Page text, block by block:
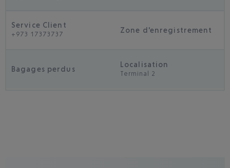
Service Client
+973 17373737 Zone d'enregistrement
Bagages perdus
Localisation
Terminal 2